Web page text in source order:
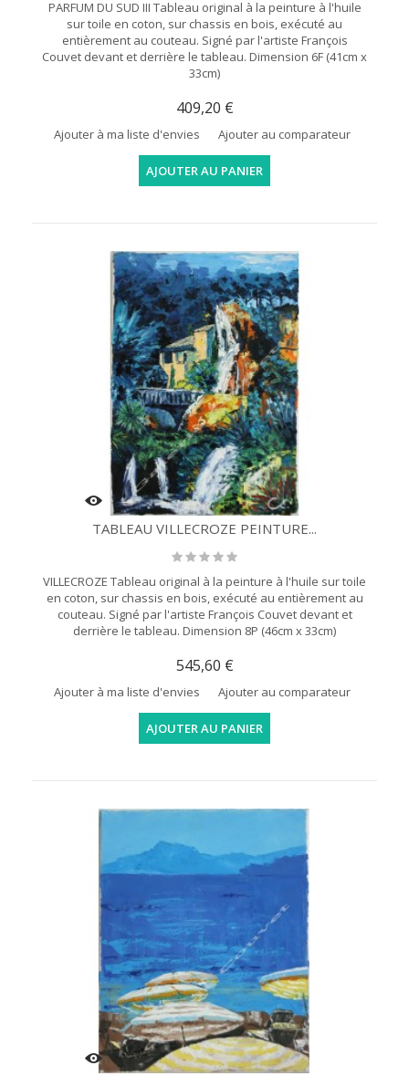
PARFUM DU SUD III Tableau original à la peinture à l'huile
sur toile en coton, sur chassis en bois, exécuté au
entièrement au couteau. Signé par l'artiste François
Couvet devant et derrière le tableau. Dimension 6F (41cm x
33cm)
409,20 €
Ajouter à ma liste d'envies Ajouter au comparateur
AJOUTER AU PANIER
TABLEAU VILLECROZE PEINTURE...
VILLECROZE Tableau original à la peinture à l'huile sur toile
en coton, sur chassis en bois, exécuté au entièrement au
couteau. Signé par l'artiste François Couvet devant et
derrière le tableau. Dimension 8P (46cm x 33cm)
545,60 €
Ajouter à ma liste d'envies Ajouter au comparateur
AJOUTER AU PANIER